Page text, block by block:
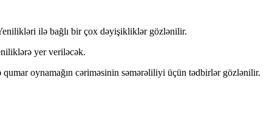
ilə bağlı bir çox dəyişikliklər gözlənilir.
yer veriləcək.
oynamağın cəriməsinin səmərəliliyi üçün tədbirlər gözlənilir.